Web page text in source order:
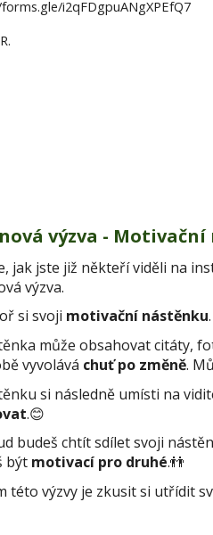
i2qFDgpuANgXPEfQ7
výzva -
jak jste již někteří viděli na
výzva.
si svoji motivační nástěnku.
může obsahovatcitáty,
vyvolává chuť po změně.
si následně umísti na
.😊
budeš chtít sdílet svoji
být motivací pro druhé.👬
této výzvy je zkusit si utřídit